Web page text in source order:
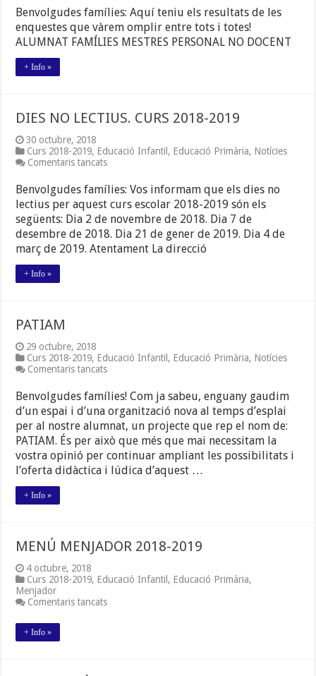
ENQUESTES
PATIAM
Benvolgudes famílies: Aquí teniu els resultats de les
enquestes que vàrem omplir entre tots i totes!
ALUMNAT FAMÍLIES MESTRES PERSONAL NO DOCENT
+ Info »
DIES NO LECTIUS. CURS 2018-2019
30 octubre, 2018
Curs 2018-2019, Educació Infantil , Educació Primària, Notícies
Comentaris tancatsa
NO
LECTIUS.
CURS
2018-
2019
Benvolgudes famílies: Vos informam que els dies no
lectius per aquest curs escolar 2018-2019 són els
següents: Dia 2 de novembre de 2018. Dia 7 de
desembre de 2018. Dia 21 de gener de 2019. Dia 4 de
març de 2019. Atentament La direcció
+ Info »
PATIAM
29 octubre, 2018
Curs 2018-2019, Educació Infantil , Educació Primària, Notícies
Comentaris tancatsa
Benvolgudes famílies! Com ja sabeu, enguany gaudim
d’un espai i d’una organització nova al temps d’esplai
per al nostre alumnat, un projecte que rep el nom de:
PATIAM. És per això que més que mai necessitam la
vostra opinió per continuar ampliant les possibilitats i
l’oferta didàctica i lúdica d’aquest …
+ Info »
MENÚ MENJADOR 2018-2019
4 octubre, 2018
Curs 2018-2019, Educació Infantil , Educació Primària,
Menjador
Comentaris tancatsa
+ Info »